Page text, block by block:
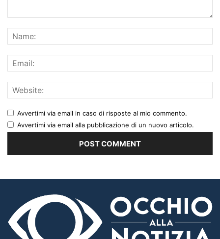
Avvertimi via email in caso di risposte al mio commento.
Avvertimi via email alla pubblicazione di un nuovo articolo.